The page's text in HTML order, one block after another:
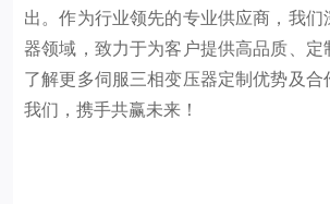
出。作为行业领先的专业供应商，我
器领域，致力于为客户提供高品质、定
了解更多伺服三相变压器定制优势及
我们，携手共赢未来！